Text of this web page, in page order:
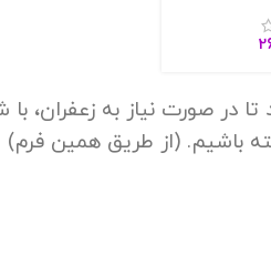
در صورت نیاز به زعفران، با
باشیم. (از طریق همین فرم)